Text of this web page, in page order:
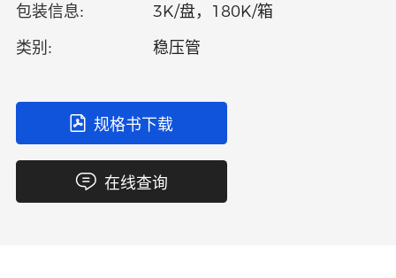
语言
包装信息: 3K/盘，180K/箱
类别: 稳压管
规格书下载
在线查询